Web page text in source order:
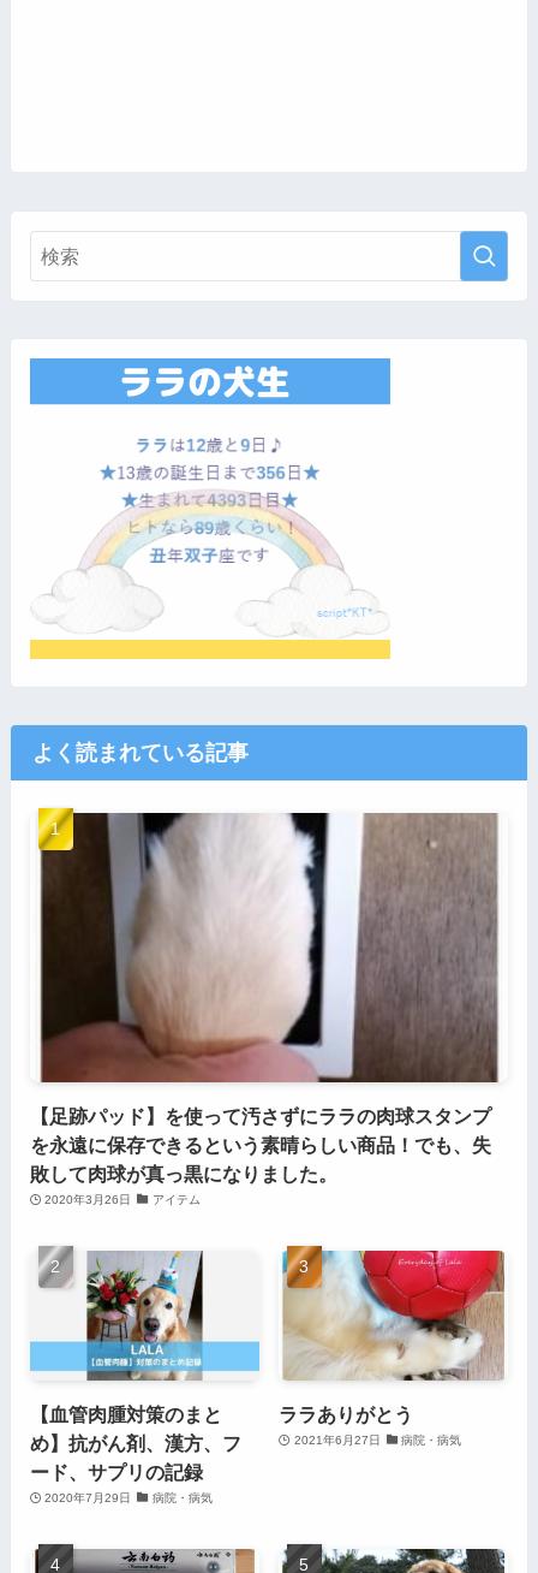
よく読まれている記事
【足跡パッド】を使って汚さずにララの肉球スタンプ
を永遠に保存できるという素晴らしい商品！でも、失
敗して肉球が真っ黒になりました。
2020年3月26日 アイテム
【血管肉腫対策のまと
め】抗がん剤、漢方、フ
ード、サプリの記録
2020年7月29日 病院・病気
ララありがとう
2021年6月27日 病院・病気